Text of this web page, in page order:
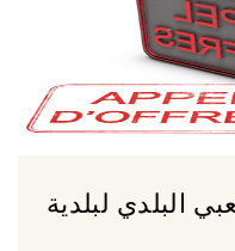
البلدي لبلدية